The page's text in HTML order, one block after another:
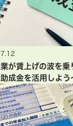
が賃上げの波を
成金を活用しよう